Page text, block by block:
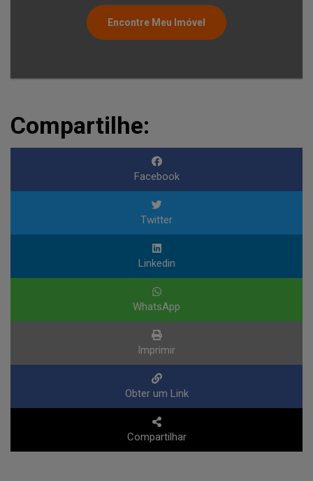
Encontre Meu Imóvel
Compartilhe:
Facebook
Twitter
Linkedin
WhatsApp
Imprimir
Obter um Link
Compartilhar